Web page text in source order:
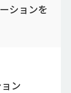
ションを
ン